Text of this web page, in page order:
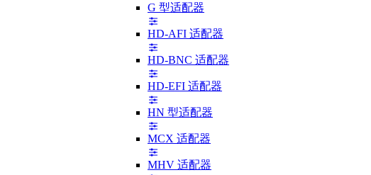
G 型适配器
HD-AFI 适配器
HD-BNC 适配器
HD-EFI 适配器
HN 型适配器
MCX 适配器
MHV 适配器